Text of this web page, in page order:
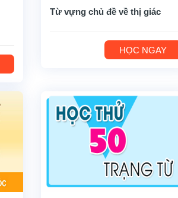
Từ vựng chủ đề về thị giác
HỌC NGAY